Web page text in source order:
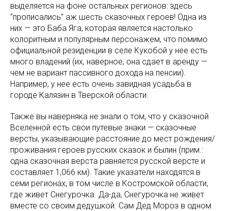
выделяется на фоне остальных регионов: здесь
“прописались” аж шесть сказочных героев! Одна из
них — это Баба Яга, которая является настолько
колоритным и популярным персонажем, что помимо
официальной резиденции в селе Кукобой у нее есть
много владений (их, наверное, она сдает в аренду —
чем не вариант пассивного дохода на пенсии).
Например, у нее есть очень завидная усадьба в
городе Калязин в Тверской области.
Также вы наверняка не знали о том, что у сказочной
Вселенной есть свои путевые знаки — сказочные
версты, указывающие расстояние до мест рождения/
проживания героев русских сказок и былин (прим.:
одна сказочная верста равняется русской версте и
составляет 1,066 км). Такие указатели находятся в
семи регионах, в том числе в Костромской области,
где живет Снегурочка. Да-да, Снегурочка не живет
вместе со своим дедушкой. Сам Дед Мороз в одном